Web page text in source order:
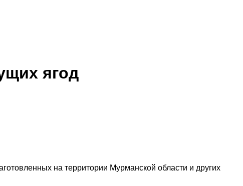
ягод
на территории Мурманской области и других